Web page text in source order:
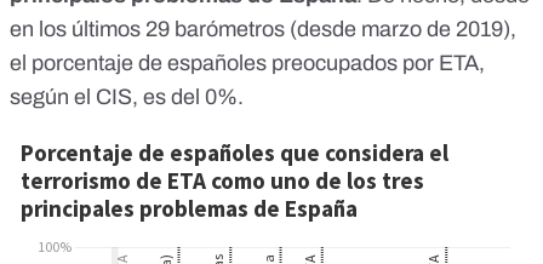
en los últimos 29 barómetros (desde marzo de 2019),
el porcentaje de españoles preocupados por ETA,
según el CIS, es del 0%.